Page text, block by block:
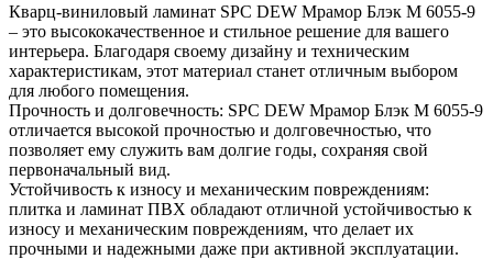
Кварц-виниловый ламинат SPC DEW Мрамор Блэк М 6055-9
– это высококачественное и стильное решение для вашего
интерьера. Благодаря своему дизайну и техническим
характеристикам, этот материал станет отличным выбором
для любого помещения.
Прочность и долговечность: SPC DEW Мрамор Блэк М 6055-9
отличается высокой прочностью и долговечностью, что
позволяет ему служить вам долгие годы, сохраняя свой
первоначальный вид.
Устойчивость к износу и механическим повреждениям:
плитка и ламинат ПВХ обладают отличной устойчивостью к
износу и механическим повреждениям, что делает их
прочными и надежными даже при активной эксплуатации.